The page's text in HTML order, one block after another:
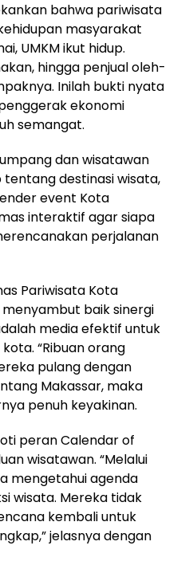
bahwa pariwisata
masyarakat
UMKM ikut hidup.
hingga penjual oleh-
Inilah bukti nyata
ekonomi
semangat.
dan wisatawan
destinasi wisata,
event Kota
interaktif agar siapa
perjalanan
Pariwisata Kota
menyambut baik sinergi
media efektif untuk
“Ribuan orang
pulang dengan
Makassar, maka
penuh keyakinan.
peran Calendar of
wisatawan. “Melalui
mengetahui agenda
wisata. Mereka tidak
kembali untuk
jelasnya dengan